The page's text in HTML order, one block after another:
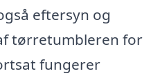
eftersyn og
tørretumbleren for
fungerer